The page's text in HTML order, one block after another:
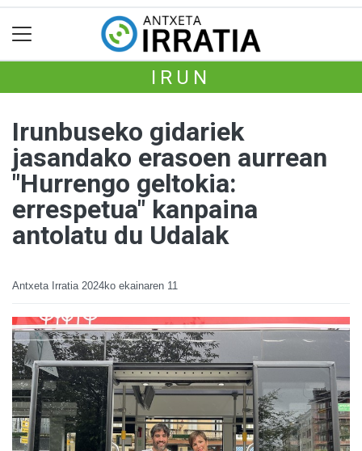
IRUN
Irunbuseko gidariek
jasandako erasoen aurrean
"Hurrengo geltokia:
errespetua" kanpaina
antolatu du Udalak
Antxeta Irratia 2024ko ekainaren 11